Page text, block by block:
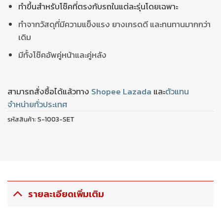
ทำขึ้นสำหรับโช๊คที่ตรงกับรถในแต่ละรุ่นโดยเฉพาะ
ทำจากวัสดุที่มีความแข็งแรง ยางเกรดดี และทนทานมากกว่า
เดิม
มีทั้งโช๊คอัพคู่หน้าและคู่หลัง
สามารถสั่งซื้อได้แล้วทาง Shopee Lazada และตัวแทน
จำหน่ายทั่วประเทศ
รหัสสินค้า:S-1003-SET
รายละเอียดเพิ่มเติม